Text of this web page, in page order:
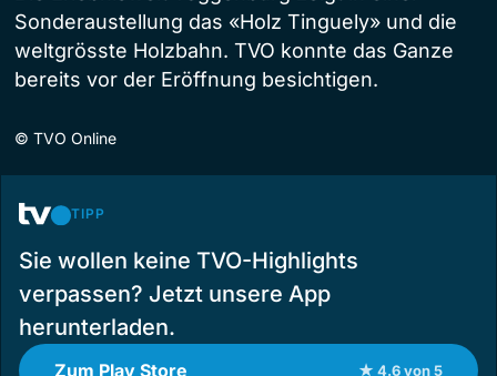
Sonderaustellung das «Holz Tinguely» und die
weltgrösste Holzbahn. TVO konnte das Ganze
bereits vor der Eröffnung besichtigen.
© TVO Online
TIPP
Sie wollen keine TVO-Highlights
verpassen? Jetzt unsere App
herunterladen.
Zum Play Store ★ 4.6 von 5